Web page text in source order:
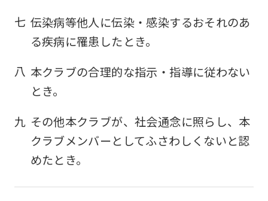
七 伝染病等他人に伝染・感染するおそれのあ
る疾病に罹患したとき。
八 本クラブの合理的な指示・指導に従わない
とき。
九 その他本クラブが、社会通念に照らし、本
クラブメンバーとしてふさわしくないと認
めたとき。
For